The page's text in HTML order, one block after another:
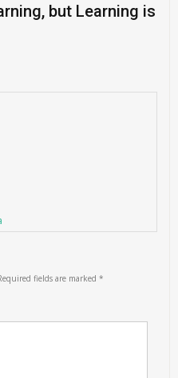
but Learning is
fields are marked*